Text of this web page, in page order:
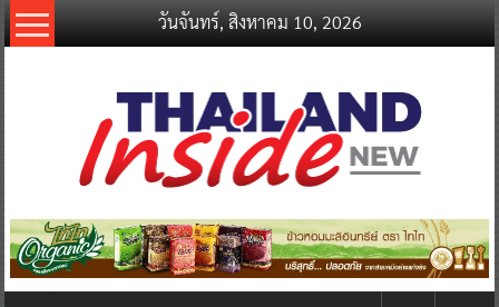
Skip
to
วันจันทร์, สิงหาคม 10, 2026
thailandinsidenew.com
Thailand